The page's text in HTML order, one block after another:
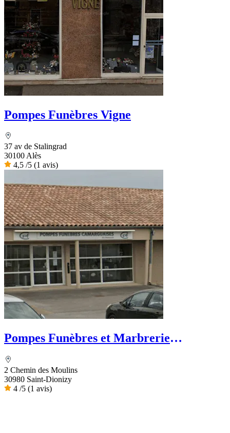
Pompes Funèbres Vigne
37 av de Stalingrad
30100 Alès
4,5 /5 (1 avis)
Pompes Funèbres et Marbrerie
2 Chemin des Moulins
30980 Saint-Dionizy
4 /5 (1 avis)